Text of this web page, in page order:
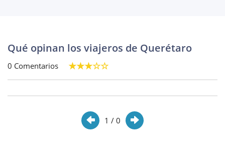
Qué opinan los viajeros de Querétaro
0 Comentarios
1 / 0